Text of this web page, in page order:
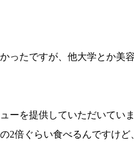
たですが、他大学とか美
を提供していただいてい
2倍ぐらい食べるんですけど